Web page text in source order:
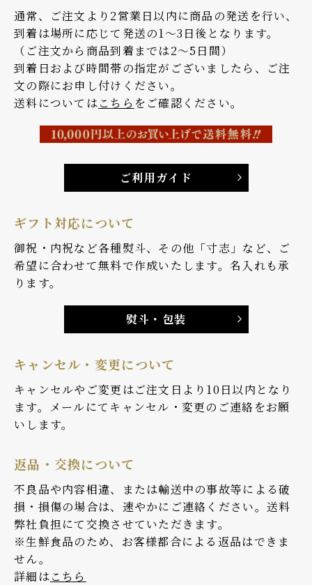
通常、ご注文より2営業日以内に商品の発送を行い、
到着は場所に応じて発送の1～3日後となります。
（ご注文から商品到着までは2～5日間）
到着日および時間帯の指定がございましたら、ご注
文の際にお申し付けください。
送料についてはこちら をご確認ください。
ご利用ガイド
ギフト対応について
御祝・内祝など各種熨斗、その他「寸志」など、ご
希望に合わせて無料で作成いたします。名入れも承
ります。
熨斗・包装
キャンセル・変更について
キャンセルやご変更はご注文日より10日以内となり
ます。メールにてキャンセル・変更のご連絡をお願
いします。
返品・交換について
不良品や内容相違、または輸送中の事故等による破
損・損傷の場合は、速やかにご連絡ください。送料
弊社負担にて交換させていただきます。
※生鮮食品のため、お客様都合による返品はできま
せん。
詳細はこちら